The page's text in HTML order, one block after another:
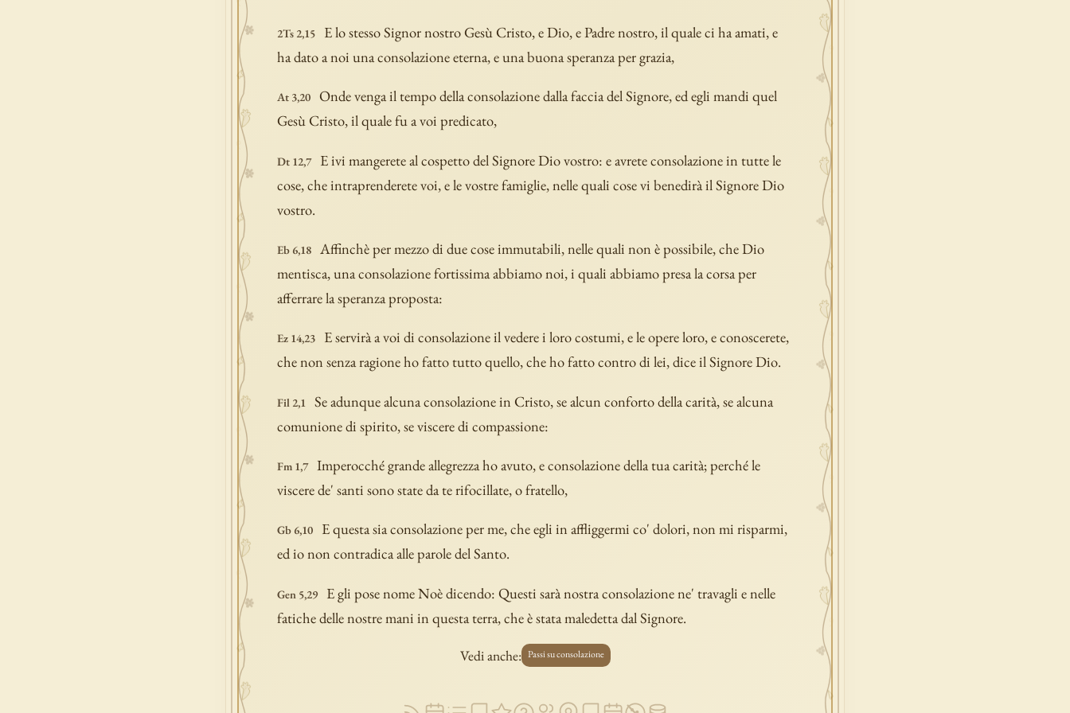
2Ts 2,15
E lo stesso Signor nostro Gesù Cristo, e Dio, e Padre nostro, il quale ci ha amati, e
ha dato a noi una consolazione eterna, e una buona speranza per grazia,
At 3,20 Onde venga il tempo della consolazione dalla faccia del Signore, ed egli mandi quel
Gesù Cristo, il quale fu a voi predicato,
Dt 12,7
E ivi mangerete al cospetto del Signore Dio vostro: e avrete consolazione in tutte le
cose, che intraprenderete voi, e le vostre famiglie, nelle quali cose vi benedirà il Signore Dio
vostro.
Eb 6,18 Affinchè per mezzo di due cose immutabili, nelle quali non è possibile, che Dio
mentisca, una consolazione fortissima abbiamo noi, i quali abbiamo presa la corsa per
afferrare la speranza proposta:
Ez 14,23
E servirà a voi di consolazione il vedere i loro costumi, e le opere loro, e conoscerete,
che non senza ragione ho fatto tutto quello, che ho fatto contro di lei, dice il Signore Dio.
Fil 2,1
Se adunque alcuna consolazione in Cristo, se alcun conforto della carità, se alcuna
comunione di spirito, se viscere di compassione:
Fm 1,7 Imperocché grande allegrezza ho avuto, e consolazione della tua carità; perché le
viscere de' santi sono state da te rifocillate, o fratello,
Gb 6,10
E questa sia consolazione per me, che egli in affliggermi co' dolori, non mi risparmi,
ed io non contradica alle parole del Santo.
Gen 5,29
E gli pose nome Noè dicendo: Questi sarà nostra consolazione ne' travagli e nelle
fatiche delle nostre mani in questa terra, che è stata maledetta dal Signore.
Vedi anche: Passi su consolazione